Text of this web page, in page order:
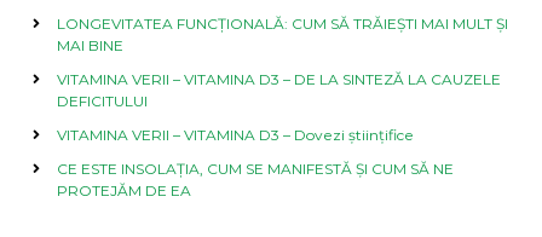
LONGEVITATEA FUNCȚIONALĂ: CUM SĂ TRĂIEȘTI MAI MULT ȘI
MAI BINE
VITAMINA VERII – VITAMINA D3 – DE LA SINTEZĂ LA CAUZELE
DEFICITULUI
VITAMINA VERII – VITAMINA D3 – Dovezi științifice
CE ESTE INSOLAȚIA, CUM SE MANIFESTĂ ȘI CUM SĂ NE
PROTEJĂM DE EA